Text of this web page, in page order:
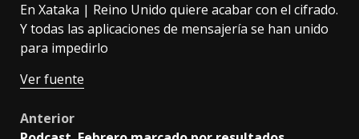
En Xataka | Reino Unido quiere acabar con el cifrado.
Y todas las aplicaciones de mensajería se han unido
para impedirlo
Ver fuente
Post
Anterior